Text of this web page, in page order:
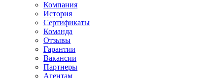
Компания
История
Сертификаты
Команда
Отзывы
Гарантии
Вакансии
Партнеры
Агентам